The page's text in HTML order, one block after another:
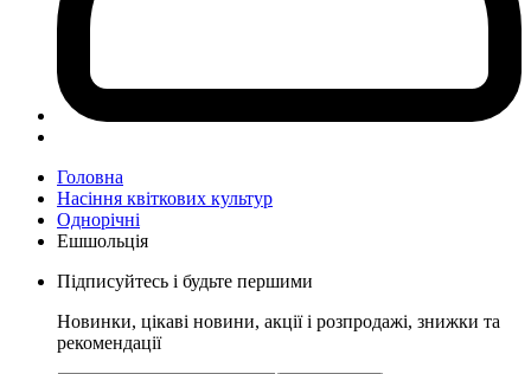
Головна
Насіння квіткових культур
Однорічні
Ешшольція
Підписуйтесь і будьте першими
Новинки, цікаві новини, акції і розпродажі, знижки та
рекомендації